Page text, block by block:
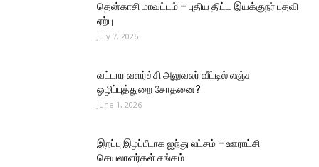
தென்காசி மாவட்டம் – புதிய திட்ட இயக்குநர் பதவி
ஏற்பு
July 7, 2026
வட்டார வளர்ச்சி அலுவலர் வீட்டில் லஞ்ச
ஒழிப்புத்துறை சோதனை?
June 1, 2026
இறப்பு இழப்பீடாக ஐந்து லட்சம் – ஊராட்சி
செயலாளர்கள் சங்கம்